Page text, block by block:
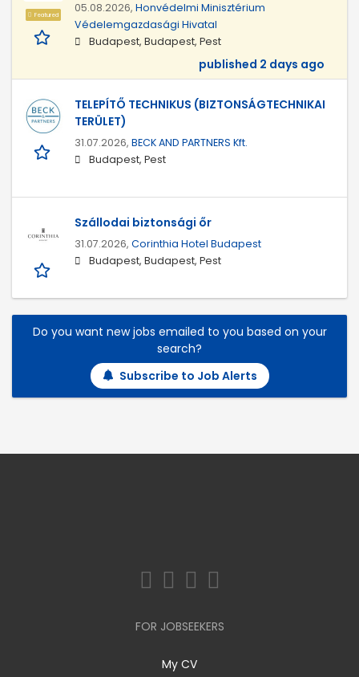
Featured 05.08.2026, Honvédelmi Minisztérium
Védelemgazdasági Hivatal
Budapest, Budapest, Pest
published 2 days ago
TELEPÍTŐ TECHNIKUS (BIZTONSÁGTECHNIKAI
TERÜLET)
31.07.2026, BECK AND PARTNERS Kft.
Budapest, Pest
Szállodai biztonsági őr
31.07.2026, Corinthia Hotel Budapest
Budapest, Budapest, Pest
Do you want new jobs emailed to you based on your
search?
Subscribe to Job Alerts
FOR JOBSEEKERS
My CV